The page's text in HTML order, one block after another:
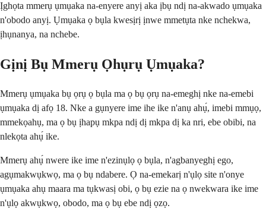
Ịghọta mmerụ ụmụaka na-enyere anyị aka ịbụ ndị na-akwado ụmụaka
n'obodo anyị. Ụmụaka ọ bụla kwesịrị ịnwe mmetụta nke nchekwa,
ịhụnanya, na nchebe.
Gịnị Bụ Mmerụ Ọhụrụ Ụmụaka?
Mmerụ ụmụaka bụ ọrụ ọ bụla ma ọ bụ ọrụ na-emeghị nke na-emebi
ụmụaka dị afọ 18. Nke a gụnyere ime ihe ike n'anụ ahụ́, imebi mmụọ,
mmekọahụ, ma ọ bụ ịhapụ mkpa ndị dị mkpa dị ka nri, ebe obibi, na
nlekọta ahụ́ ike.
Mmerụ ahụ́ nwere ike ime n'ezinụlọ ọ bụla, n'agbanyeghị ego,
agụmakwụkwọ, ma ọ bụ ndabere. Ọ na-emekarị n'ụlọ site n'onye
ụmụaka ahụ maara ma tụkwasị obi, ọ bụ ezie na ọ nwekwara ike ime
n'ụlọ akwụkwọ, obodo, ma ọ bụ ebe ndị ọzọ.